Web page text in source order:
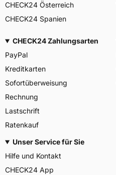
CHECK24 Österreich
CHECK24 Spanien
CHECK24 Zahlungsarten
PayPal
Kreditkarten
Sofortüberweisung
Rechnung
Lastschrift
Ratenkauf
Unser Service für Sie
Hilfe und Kontakt
CHECK24 App